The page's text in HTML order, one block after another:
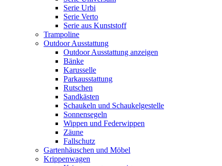
Serie Urbi
Serie Verto
Serie aus Kunststoff
Trampoline
Outdoor Ausstattung
Outdoor Ausstattung anzeigen
Bänke
Karusselle
Parkausstattung
Rutschen
Sandkästen
Schaukeln und Schaukelgestelle
Sonnensegeln
Wippen und Federwippen
Zäune
Fallschutz
Gartenhäuschen und Möbel
Krippenwagen